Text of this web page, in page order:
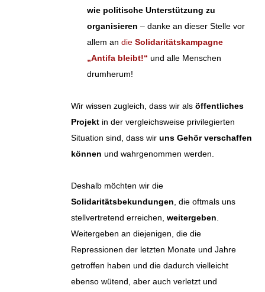
wie politische Unterstützung zu
organisieren – danke an dieser Stelle vor
allem an die Solidaritätskampagne
„Antifa bleibt!“ und alle Menschen
drumherum!
Wir wissen zugleich, dass wir als öffentliches
Projekt in der vergleichsweise privilegierten
Situation sind, dass wir uns Gehör verschaffen
können und wahrgenommen werden.
Deshalb möchten wir die
Solidaritätsbekundungen , die oftmals uns
stellvertretend erreichen, weitergeben
Weitergeben an diejenigen, die die
Repressionen der letzten Monate und Jahre
getroffen haben und die dadurch vielleicht
ebenso wütend, aber auch verletzt und